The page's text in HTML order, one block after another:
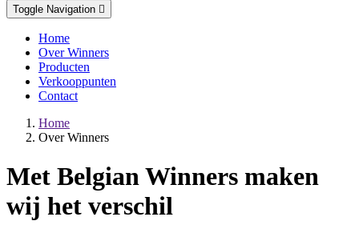
Toggle Navigation
Home
Over Winners
Producten
Verkooppunten
Contact
Home
Over Winners
Met Belgian Winners maken
wij het verschil